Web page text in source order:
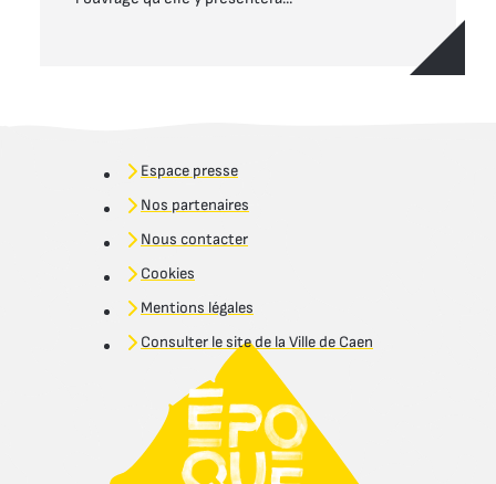
Espace presse
Nos partenaires
Nous contacter
Cookies
Mentions légales
Consulter le site de la Ville de Caen